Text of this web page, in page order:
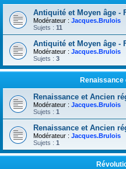
Antiquité et Moyen âge -
Modérateur : Jacques.Brulois
Sujets : 11
Antiquité et Moyen âge -
Modérateur : Jacques.Brulois
Sujets : 3
Renaissance et Ancien
Modérateur : Jacques.Brulois
Sujets : 1
Renaissance et Ancien
Modérateur : Jacques.Brulois
Sujets : 1